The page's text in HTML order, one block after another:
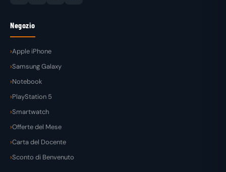
Negozio
Apple iPhone
Samsung Galaxy
Notebook
PlayStation 5
Smartwatch
Offerte del Mese
Carta del Docente
Sconto di Benvenuto